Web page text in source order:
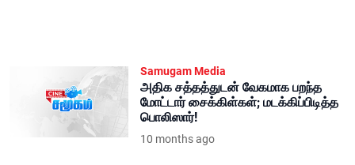
Samugam Media
அதிக சத்தத்துடன் வேகமாக பறந்த
மோட்டார் சைக்கிள்கள்; மடக்கிப்பிடித்த
பொலிஸார்!
10 months ago